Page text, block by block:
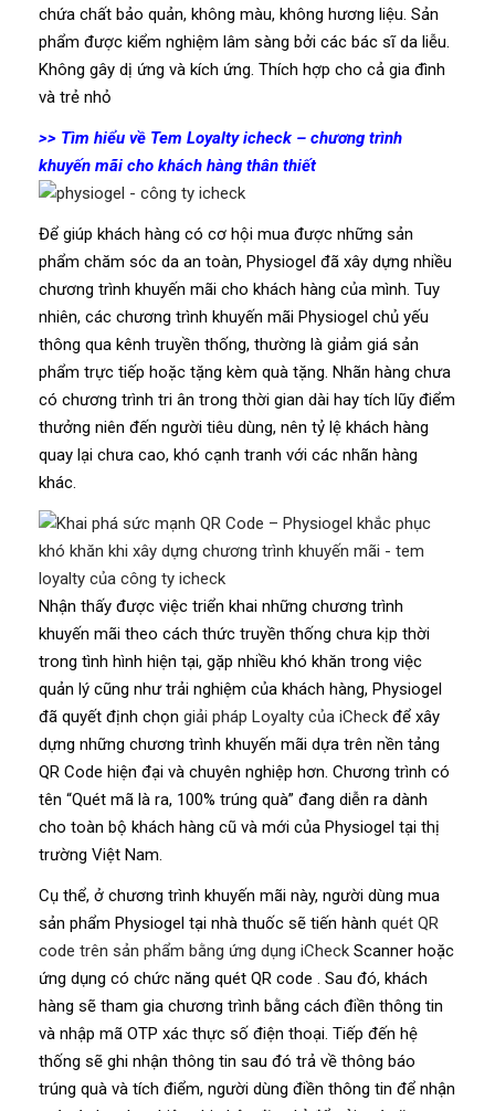
chứa chất bảo quản, không màu, không hương liệu. Sản
phẩm được kiểm nghiệm lâm sàng bởi các bác sĩ da liễu.
Không gây dị ứng và kích ứng. Thích hợp cho cả gia đình
và trẻ nhỏ
>> Tìm hiểu về Tem Loyalty icheck – chương trình
khuyến mãi cho khách hàng thân thiết
Để giúp khách hàng có cơ hội mua được những sản
phẩm chăm sóc da an toàn, Physiogel đã xây dựng nhiều
chương trình khuyến mãi cho khách hàng của mình. Tuy
nhiên, các chương trình khuyến mãi Physiogel chủ yếu
thông qua kênh truyền thống, thường là giảm giá sản
phẩm trực tiếp hoặc tặng kèm quà tặng. Nhãn hàng chưa
có chương trình tri ân trong thời gian dài hay tích lũy điểm
thưởng niên đến người tiêu dùng, nên tỷ lệ khách hàng
quay lại chưa cao, khó cạnh tranh với các nhãn hàng
khác.
Nhận thấy được việc triển khai những chương trình
khuyến mãi theo cách thức truyền thống chưa kịp thời
trong tình hình hiện tại, gặp nhiều khó khăn trong việc
quản lý cũng như trải nghiệm của khách hàng, Physiogel
đã quyết định chọn giải pháp Loyalty của iCheck để xây
dựng những chương trình khuyến mãi dựa trên nền tảng
QR Code hiện đại và chuyên nghiệp hơn. Chương trình có
tên “Quét mã là ra, 100% trúng quà” đang diễn ra dành
cho toàn bộ khách hàng cũ và mới của Physiogel tại thị
trường Việt Nam.
Cụ thể, ở chương trình khuyến mãi này, người dùng mua
sản phẩm Physiogel tại nhà thuốc sẽ tiến hành quét QR
code trên sản phẩm bằng ứng dụng iCheck Scanner hoặc
ứng dụng có chức năng quét QR code . Sau đó, khách
hàng sẽ tham gia chương trình bằng cách điền thông tin
và nhập mã OTP xác thực số điện thoại. Tiếp đến hệ
thống sẽ ghi nhận thông tin sau đó trả về thông báo
trúng quà và tích điểm, người dùng điền thông tin để nhận